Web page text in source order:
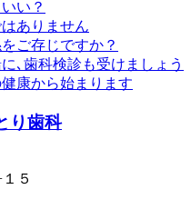
い？
ありません
ご存じですか？
､歯科検診も受けましょう
康から始まります
１５